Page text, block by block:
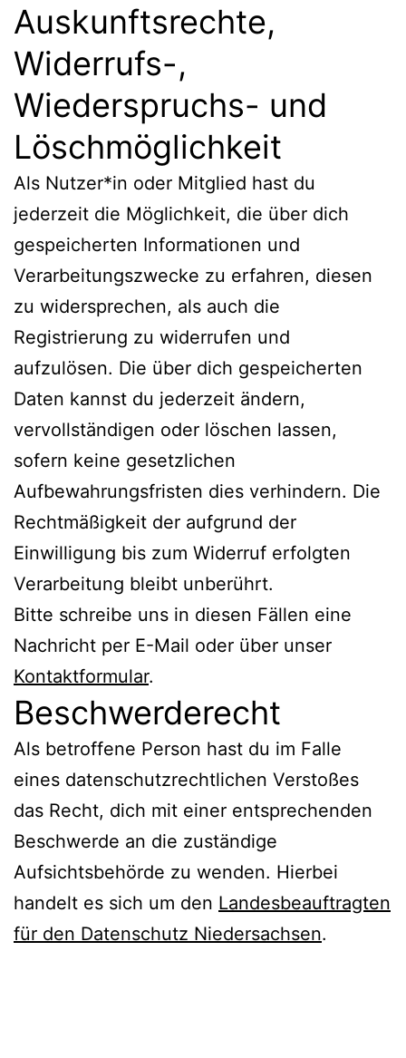
Auskunftsrechte,
Widerrufs-,
Wiederspruchs- und
Löschmöglichkeit
Als Nutzer*in oder Mitglied hast du
jederzeit die Möglichkeit, die über dich
gespeicherten Informationen und
Verarbeitungszwecke zu erfahren, diesen
zu widersprechen, als auch die
Registrierung zu widerrufen und
aufzulösen. Die über dich gespeicherten
Daten kannst du jederzeit ändern,
vervollständigen oder löschen lassen,
sofern keine gesetzlichen
Aufbewahrungsfristen dies verhindern. Die
Rechtmäßigkeit der aufgrund der
Einwilligung bis zum Widerruf erfolgten
Verarbeitung bleibt unberührt.
Bitte schreibe uns in diesen Fällen eine
Nachricht per E-Mail oder über unser
Kontaktformular.
Beschwerderecht
Als betroffene Person hast du im Falle
eines datenschutzrechtlichen Verstoßes
das Recht, dich mit einer entsprechenden
Beschwerde an die zuständige
Aufsichtsbehörde zu wenden. Hierbei
handelt es sich um den Landesbeauftragten
für den Datenschutz Niedersachsen.